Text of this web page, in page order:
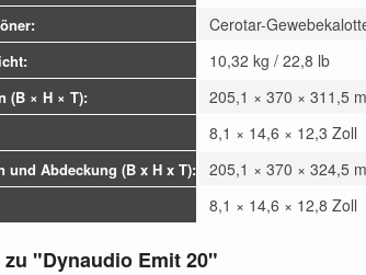
Cerotar-
10,32 kg / 22,8 lb
(B × H × T):
205,1 × 370 × 311,5
8,1 × 14,6 × 12,3 Zoll
und Abdeckung (B x H x T):
205,1 × 370 × 324,5
8,1 × 14,6 × 12,8 Zoll
"Dynaudio Emit 20"